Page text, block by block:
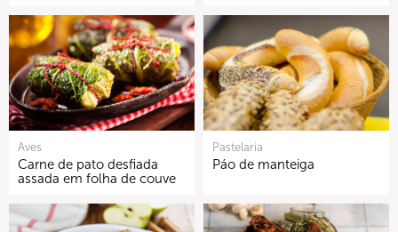
Aves
Carne de pato desfiada
assada em folha de couve
Pastelaria
Páo de manteiga